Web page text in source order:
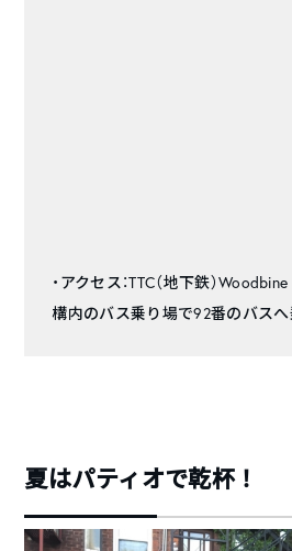
・アクセス：TTC（地下鉄）
構内のバス乗り場で92番のバス
夏はパティオで乾杯！